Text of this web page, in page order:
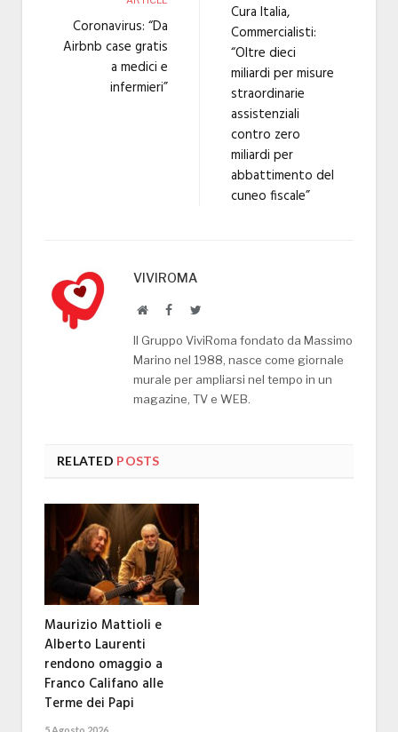
Coronavirus: “Da
Airbnb case gratis
a medici e
infermieri”
Cura Italia,
Commercialisti:
“Oltre dieci
miliardi per misure
straordinarie
assistenziali
contro zero
miliardi per
abbattimento del
cuneo fiscale”
VIVIROMA
WebsiteFacebookTwitter
Il Gruppo ViviRoma fondato da Massimo
Marino nel 1988, nasce come giornale
murale per ampliarsi nel tempo in un
magazine, TV e WEB.
RELATED POSTS
Maurizio Mattioli e
Alberto Laurenti
rendono omaggio a
Franco Califano alle
Terme dei Papi
5 Agosto 2026